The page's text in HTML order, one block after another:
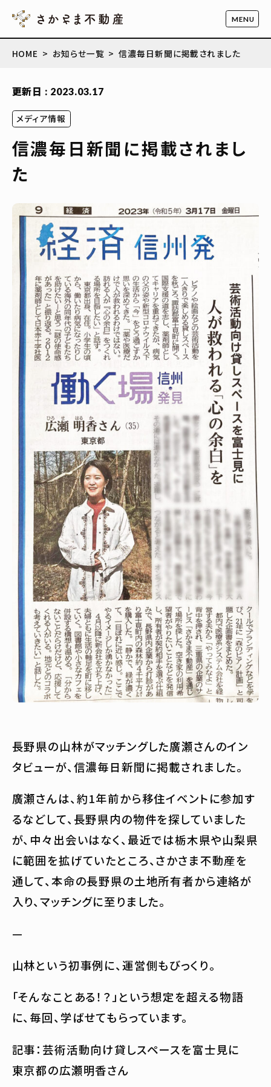
HOME お知らせ一覧 信濃毎日新聞に掲載されました
更新日 : 2023.03.17
メディア情報
信濃毎日新聞に掲載されまし
た
長野県の山林がマッチングした廣瀬さんのイン
タビューが、信濃毎日新聞に掲載されました。
廣瀬さんは、約1年前から移住イベントに参加す
るなどして、長野県内の物件を探していました
が、中々出会いはなく、最近では栃木県や山梨県
に範囲を拡げていたところ、さかさま不動産を
通して、本命の長野県の土地所有者から連絡が
入り、マッチングに至りました。
—
山林という初事例に、運営側もびっくり。
「そんなことある！？」という想定を超える物語
に、毎回、学ばせてもらっています。
記事：芸術活動向け貸しスペースを富士見に
東京都の広瀬明香さん